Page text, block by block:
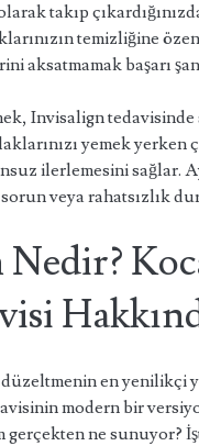
takıp
temizliğine
aksatmamak başarı
Invisalign
yemek
ilerlemesini sağlar.
veya rahatsızlık
en yenilikçi
modern bir
gerçekten ne sunuyor?